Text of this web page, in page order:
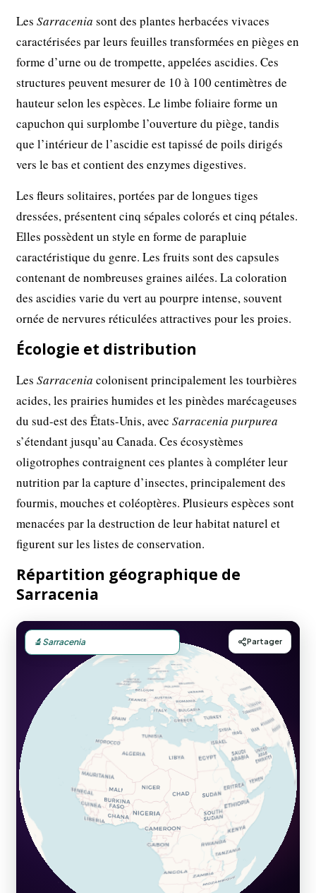
LesSarracenia sont des plantes herbacées vivaces
caractérisées par leurs feuilles transformées en pièges en
forme d’urne ou de trompette, appelées ascidies. Ces
structures peuvent mesurer de 10 à 100 centimètres de
hauteur selon les espèces. Le limbe foliaire forme un
capuchon qui surplombe l’ouverture du piège, tandis
que l’intérieur de l’ascidie est tapissé de poils dirigés
vers le bas et contient des enzymes digestives.
Les fleurs solitaires, portées par de longues tiges
dressées, présentent cinq sépales colorés et cinq pétales.
Elles possèdent un style en forme de parapluie
caractéristique du genre. Les fruits sont des capsules
contenant de nombreuses graines ailées. La coloration
des ascidies varie du vert au pourpre intense, souvent
ornée de nervures réticulées attractives pour les proies.
Écologie et distribution
LesSarracenia colonisent principalement les tourbières
acides, les prairies humides et les pinèdes marécageuses
du sud-est des États-Unis, avecSarracenia purpurea
s’étendant jusqu’au Canada. Ces écosystèmes
oligotrophes contraignent ces plantes à compléter leur
nutrition par la capture d’insectes, principalement des
fourmis, mouches et coléoptères. Plusieurs espèces sont
menacées par la destruction de leur habitat naturel et
figurent sur les listes de conservation.
Répartition géographique de
Sarracenia